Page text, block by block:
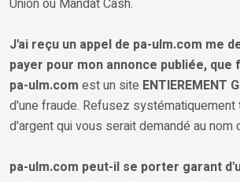
Union ou Mandat Cash.
J'ai reçu un appel de pa-ulm.com me
payer pour mon annonce publiée, que
pa-ulm.com est un site ENTIEREMENT
d'une fraude. Refusez
d'argent qui vous serait demandé au nom
pa-ulm.com peut-il se porter garant